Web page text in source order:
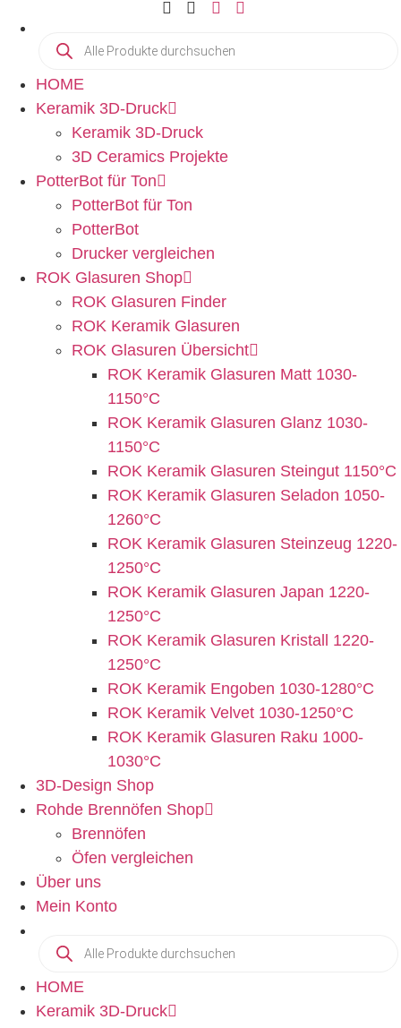
HOME
Keramik 3D-Druck
Keramik 3D-Druck
3D Ceramics Projekte
PotterBot für Ton
PotterBot für Ton
PotterBot
Drucker vergleichen
ROK Glasuren Shop
ROK Glasuren Finder
ROK Keramik Glasuren
ROK Glasuren Übersicht
ROK Keramik Glasuren Matt 1030-
1150°C
ROK Keramik Glasuren Glanz 1030-
1150°C
ROK Keramik Glasuren Steingut 1150°C
ROK Keramik Glasuren Seladon 1050-
1260°C
ROK Keramik Glasuren Steinzeug 1220-
1250°C
ROK Keramik Glasuren Japan 1220-
1250°C
ROK Keramik Glasuren Kristall 1220-
1250°C
ROK Keramik Engoben 1030-1280°C
ROK Keramik Velvet 1030-1250°C
ROK Keramik Glasuren Raku 1000-
1030°C
3D-Design Shop
Rohde Brennöfen Shop
Brennöfen
Öfen vergleichen
Über uns
Mein Konto
HOME
Keramik 3D-Druck